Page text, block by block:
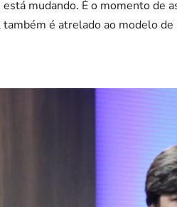
está mudando. É o momento de
é atrelado ao modelo de